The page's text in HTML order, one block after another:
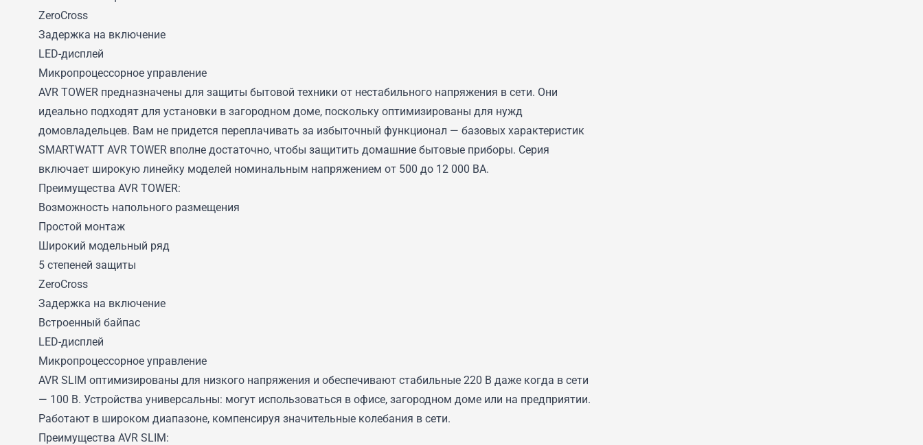
ZeroCross
Задержка на включение
LED-дисплей
Микропроцессорное управление
AVR TOWER предназначены для защиты бытовой техники от нестабильного напряжения в сети. Они
идеально подходят для установки в загородном доме, поскольку оптимизированы для нужд
домовладельцев. Вам не придется переплачивать за избыточный функционал — базовых характеристик
SMARTWATT AVR TOWER вполне достаточно, чтобы защитить домашние бытовые приборы. Серия
включает широкую линейку моделей номинальным напряжением от 500 до 12 000 ВА.
Преимущества AVR TOWER:
Возможность напольного размещения
Простой монтаж
Широкий модельный ряд
5 степеней защиты
ZeroCross
Задержка на включение
Встроенный байпас
LED-дисплей
Микропроцессорное управление
AVR SLIM оптимизированы для низкого напряжения и обеспечивают стабильные 220 В даже когда в сети
— 100 В. Устройства универсальны: могут использоваться в офисе, загородном доме или на предприятии.
Работают в широком диапазоне, компенсируя значительные колебания в сети.
Преимущества AVR SLIM: